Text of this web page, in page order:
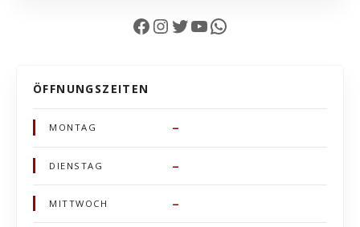
Facebook InstagramTwitter YouTube WhatsApp
ÖFFNUNGSZEITEN
MONTAG –
DIENSTAG –
MITTWOCH –